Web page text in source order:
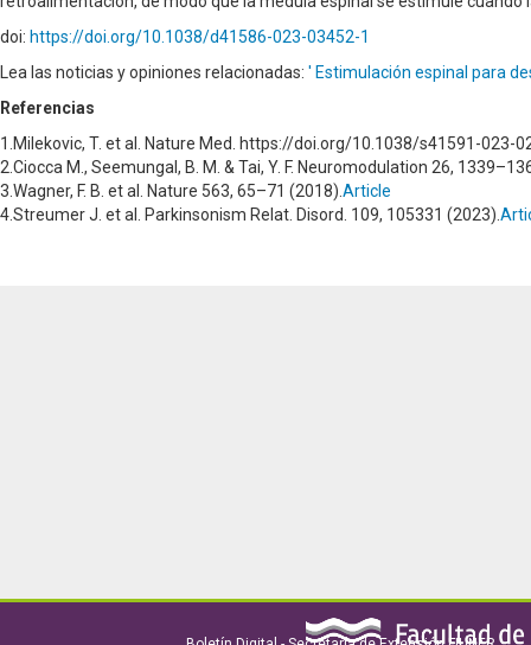
doi: https://doi.org/10.1038/d41586-023-03452-1
Lea las noticias y opiniones relacionadas: ' Estimulación espinal para
Referencias
1.Milekovic, T. et al. Nature Med. https://doi.org/10.1038/s41591-023-
2.Ciocca M., Seemungal, B. M. & Tai, Y. F. Neuromodulation 26,
3.Wagner, F. B. et al. Nature 563, 65–71 (2018). Article
4.Streumer J. et al. Parkinsonism Relat. Disord. 109, 105331 (2023).